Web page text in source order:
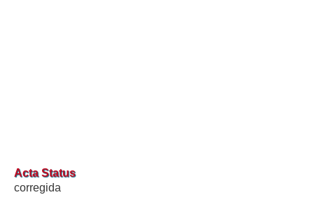
Acta Status
corregida